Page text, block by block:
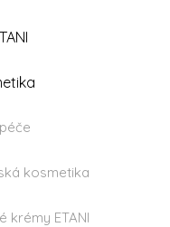
kosmetika
krémy ETANI